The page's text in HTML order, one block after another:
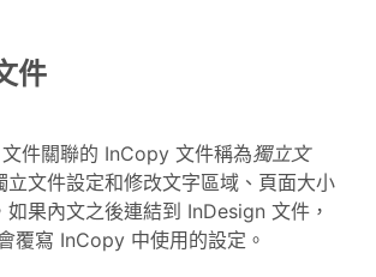
件
件關聯的 InCopy 文件稱為獨立文
立文件設定和修改文字區域、頁面大小
如果內文之後連結到 InDesign 文件，
覆寫 InCopy 中使用的設定。